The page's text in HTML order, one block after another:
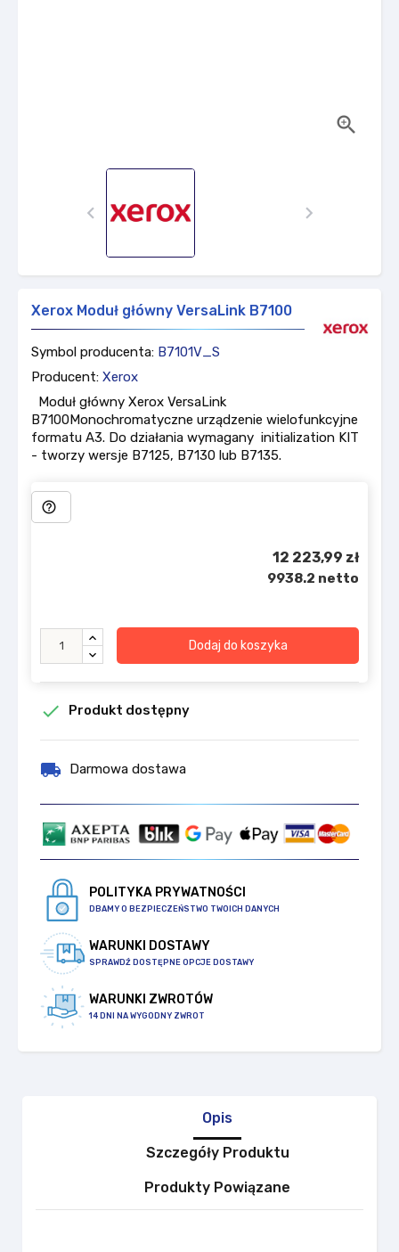

 
Xerox Moduł główny VersaLink B7100
Symbol producenta: B7101V_S
Producent: Xerox
Moduł główny Xerox VersaLink
B7100Monochromatyczne urządzenie wielofunkcyjne
formatu A3. Do działania wymagany initialization KIT
- tworzy wersje B7125, B7130 lub B7135.
help_outline
12 223,99 zł
9938.2 netto
Dodaj do koszyka
 Produkt dostępny
local_shipping Darmowa dostawa
POLITYKA PRYWATNOŚCI
DBAMY O BEZPIECZEŃSTWO TWOICH DANYCH
WARUNKI DOSTAWY
SPRAWDŹ DOSTĘPNE OPCJE DOSTAWY
WARUNKI ZWROTÓW
14 DNI NA WYGODNY ZWROT
Opis
Szczegóły Produktu
Produkty Powiązane